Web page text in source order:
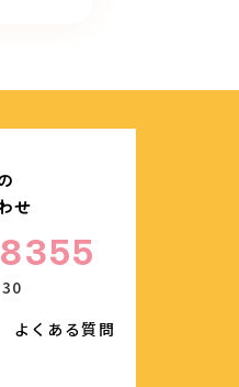
せ
よくある質問